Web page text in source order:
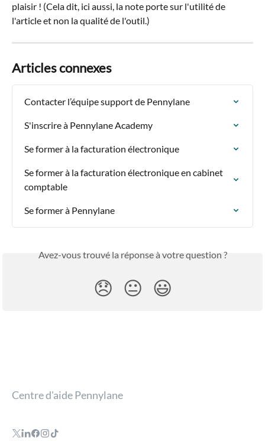
plaisir ! (Cela dit, ici aussi, la note porte sur l'utilité de
l'article et non la qualité de l'outil.)
Articles connexes
Contacter l’équipe support de Pennylane
S'inscrire à Pennylane Academy
Se former à la facturation électronique
Se former à la facturation électronique en cabinet
comptable
Se former à Pennylane
Avez-vous trouvé la réponse à votre question ?
😞 😐 😃
Centre d'aide Pennylane